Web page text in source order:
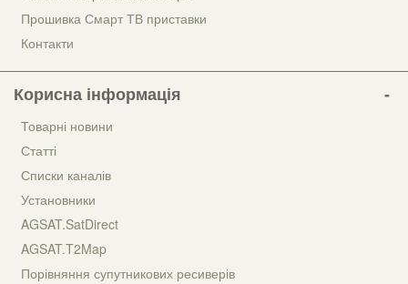
Прошивка Смарт ТВ приставки
Контакти
Корисна інформація
Товарні новини
Статті
Списки каналів
Установники
AGSAT.SatDirect
AGSAT.T2Map
Порівняння супутникових ресиверів